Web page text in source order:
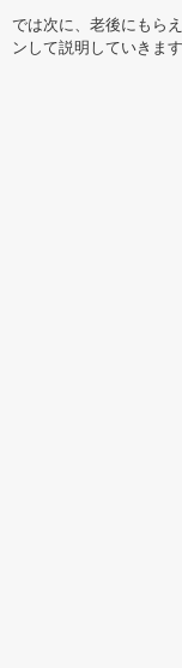
では次に、老後にもら
ンして説明していきます